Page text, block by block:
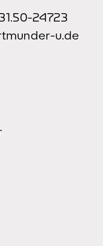
24723
u.de